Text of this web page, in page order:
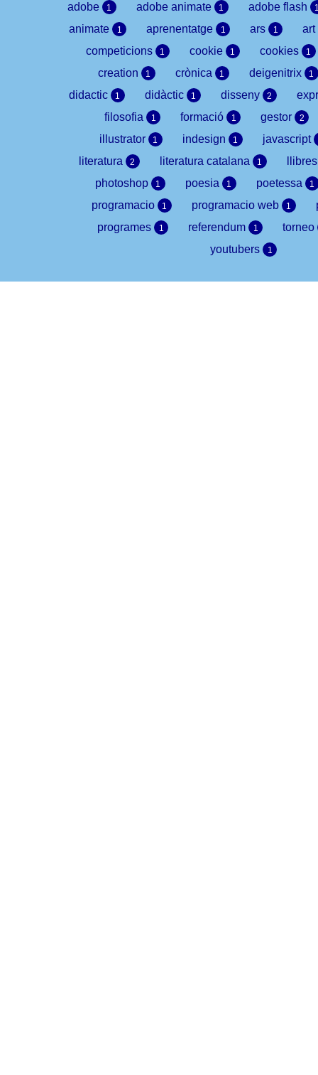
adobe
1 adobe animate 1 adobe flash
animate 1 aprenentatge 1 ars 1
art
competicions
1 cookie 1 cookies 1
creation 1 crònica 1 deigenitrix 1
didactic 1 didàctic 1 disseny 2
filosofia
1 formació 1 gestor 2
illustrator 1 indesign 1
javascript
literatura
2 literatura catalana 1
photoshop
1 poesia 1 poetessa 1
programacio 1 programacio web 1
programes
1 referendum 1
torneo
youtubers
1